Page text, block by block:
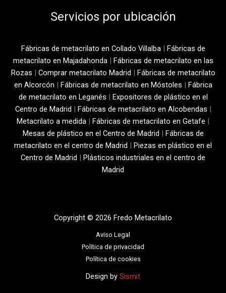
Servicios por ubicación
Fábricas de metacrilato en Collado Villalba| Fábricas de
metacrilato en Majadahonda| Fábricas de metacrilato en las
Rozas | Comprar metacrilato Madrid | Fábricas de metacrilato
en Alcorcón | Fábricas de metacrilato en Móstoles | Fábrica
de metacrilato en Leganés | Expositores de plástico en el
Centro de Madrid | Fábricas de metacrilato en Alcobendas |
Metacrilato a medida | Fábricas de metacrilato en Getafe |
Mesas de plástico en el Centro de Madrid | Fábricas de
metacrilato en el centro de Madrid | Piezas en plástico en el
Centro de Madrid | Plásticos industriales en el centro de
Madrid
Copyright © 2026 Fredo Metacrilato
Aviso Legal
Política de privacidad
Política de cookies
Design by Sismit